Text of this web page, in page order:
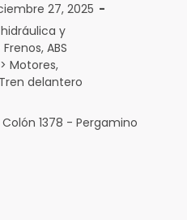
27, 2025
y
ABS
Motores,
delantero
1378 - Pergamino